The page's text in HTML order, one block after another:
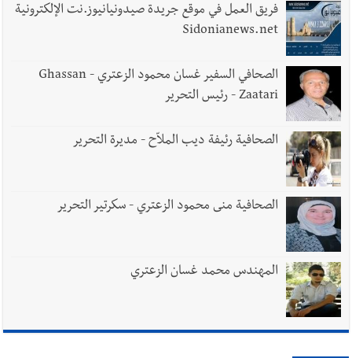
فريق العمل في موقع جريدة صيدونيانيوز.نت الإلكترونية
Sidonianews.net
الصحافي السفير غسان محمود الزعتري - Ghassan
Zaatari - رئيس التحرير
الصحافية رئيفة ديب الملاّح - مديرة التحرير
الصحافية منى محمود الزعتري - سكرتير التحرير
المهندس محمد غسان الزعتري